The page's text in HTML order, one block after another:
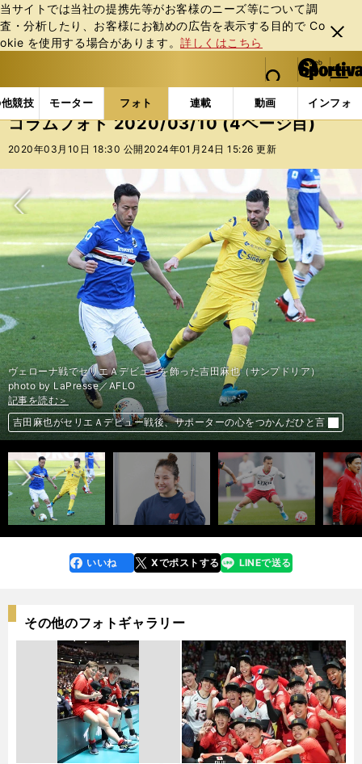
当サイトでは当社の提携先等がお客様のニーズ等について調
査・分析したり、お客様にお勧めの広告を表⽰する⽬的で Co
okie を使⽤する場合があります。詳しくはこちら
閉じ
る
web Sportiva (webスポルティーバ)
検索
マイペ
ー
ジ
メニュ
競技 モーター フォト 連載 動画 インフォ
b
ス
ポ
ル
ー
バ
フォトギャラリー コラムフォト コラムフォト
コラムフォト 2020/03/10 (4ページ目)
2020年03月10日 18:30 公開 2024年01月24日 15:26 更新
次へ
記事を読む＞
「どん底まで落ちた」土性沙羅が勝者。敗者・森川は伊調馨に肩を抱かれ
た
記事を読む＞
J1デビュー外国人で誰がブレイクするか。移籍金を基準にズバッと診断
記事を読む＞
南野拓実、壁に直面。リバプールで飛躍を遂げた「先輩たち」に続きたい
ヴェローナ戦でセリエＡデビューを飾った吉田麻也（サンプドリア）
photo by LaPresse／AFLO
記事を読む＞
吉田麻也がセリエＡデビュー戦後、サポーターの心をつかんだひと言
前へ
faceboo
k
いいね Xでポストする
line LINEで送る
その他のフォトギャラリー